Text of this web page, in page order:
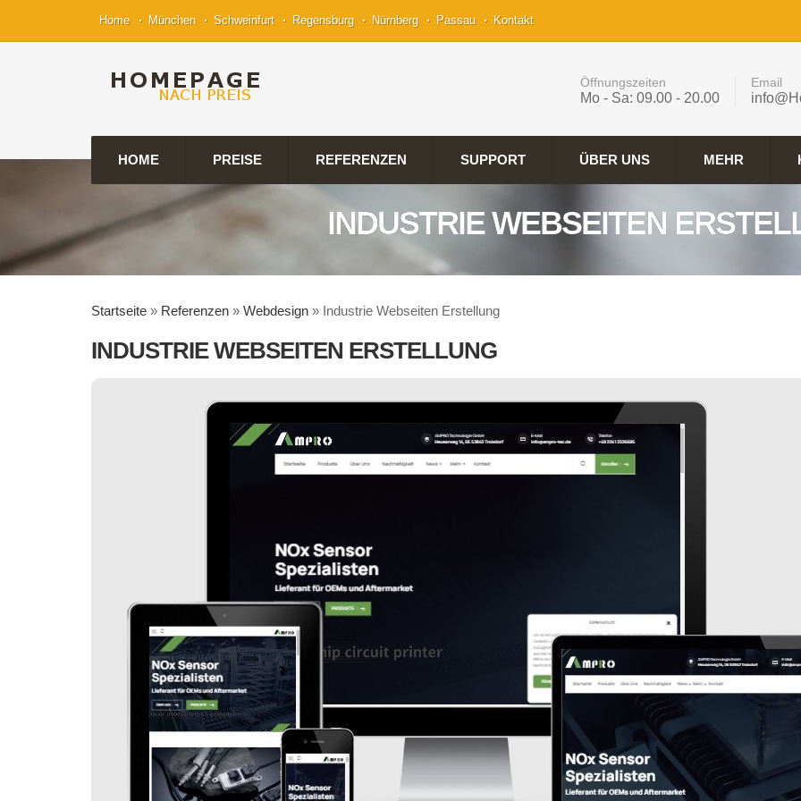
Home München Schweinfurt Regensburg Nürnberg Passau Kontakt
Öffnungszeiten
Mo - Sa: 09.00 - 20.00
Email
HOME PREISE REFERENZEN SUPPORT ÜBER UNS MEHR
INDUSTRIE WEBSEITEN
Startseite » Referenzen » Webdesign » Industrie Webseiten Erstellung
INDUSTRIE WEBSEITEN ERSTELLUNG